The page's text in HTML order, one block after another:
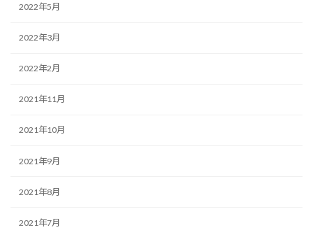
2022年5月
2022年3月
2022年2月
2021年11月
2021年10月
2021年9月
2021年8月
2021年7月